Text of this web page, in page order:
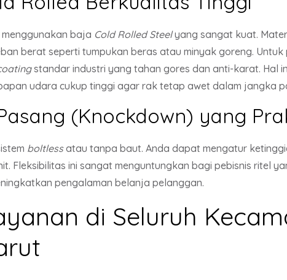
menggunakan baja Cold Rolled Steelyang sangat kuat.
berat seperti tumpukan beras atau minyak goreng.
standar industri yang tahan gores dan anti-karat. Hal
udara cukup tinggi agar rak tetap awet dalam jangka
(Knockdown) yang
boltlessatau tanpa baut. Anda dapat mengatur
Fleksibilitas ini sangat menguntungkan bagi pebisnis ritel
pengalaman belanja pelanggan.
di Seluruh